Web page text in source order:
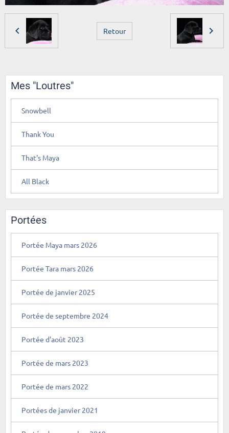
Retour
Mes "Loutres"
Snowbell
Thank You
That's Maya
All Black
Portées
Portée Maya mars 2026
Portée Tara mars 2026
Portée de janvier 2025
Portée de septembre 2024
Portée d'août 2023
Portée de mars 2023
Portée de mars 2022
Portées de janvier 2021